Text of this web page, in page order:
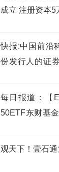
成立 注册资本5
快报:中国前沿
份发行人的证
每日报道：【
50ETF东财基
观天下！壹石通